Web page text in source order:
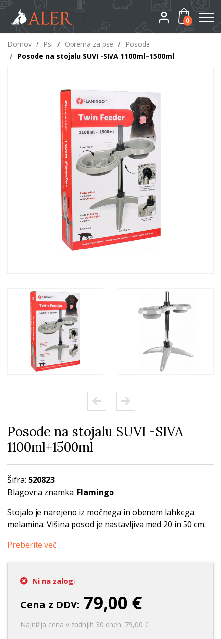
0
Domov / Psi / Oprema za pse / Posode
/ Posode na stojalu SUVI -SIVA 1100ml+1500ml
Posode na stojalu SUVI -SIVA
1100ml+1500ml
Šifra: 520823
Blagovna znamka: Flamingo
Stojalo je narejeno iz močnega in obenem lahkega
melamina. Višina posod je nastavljiva med 20 in 50 cm.
Preberite več
Ni na zalogi
Cena z DDV: 79,00 €
Najnižja cena v zadnjih 30 dneh: 79,00 €